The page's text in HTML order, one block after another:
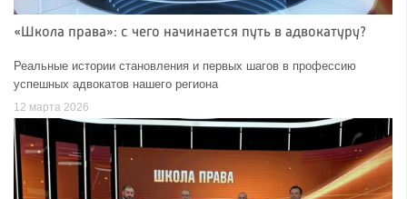
«Школа права»: с чего начинается путь в адвокатуру?
Реальные истории становления и первых шагов в профессию
успешных адвокатов нашего региона
12 марта 2026